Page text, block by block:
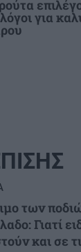
για
των
Γιατί
και σε